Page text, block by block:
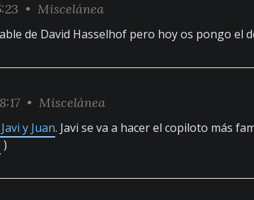
• Miscelánea
de David Hasselhof pero hoy os pongo el
• Miscelánea
y Juan. Javi se va a hacer el copiloto más
)